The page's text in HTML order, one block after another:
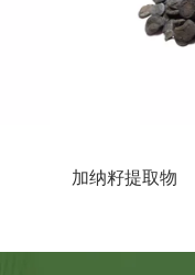
加纳籽提取物